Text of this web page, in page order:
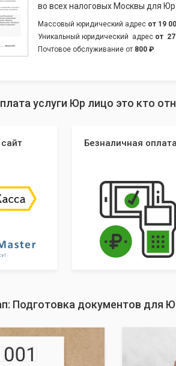
во всех налоговых Москвы для Юр
Массовый юридический адрес от 19
Уникальный юридический адрес от
Почтовое обслуживание от 800 ₽
услуги Юр лицо это кто
Безналичная оплата
Подготовка документов для